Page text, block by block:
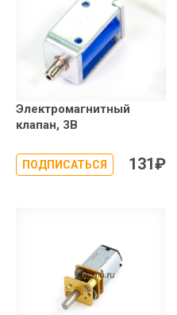
Электромагнитный
клапан, 3В
ПОДПИСАТЬСЯ 131₽